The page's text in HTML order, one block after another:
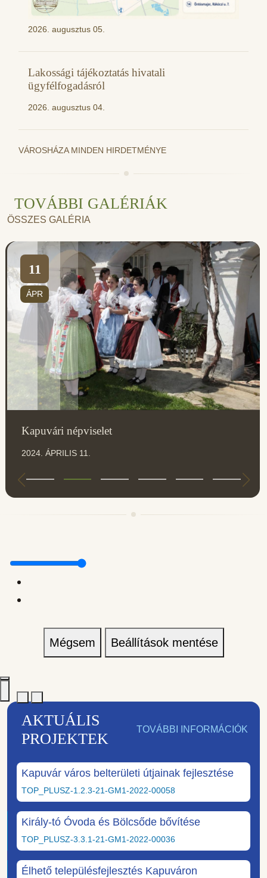
2026. augusztus 05.
Lakossági tájékoztatás hivatali
ügyfélfogadásról
2026. augusztus 04.
VÁROSHÁZA MINDEN HIRDETMÉNYE
TOVÁBBI GALÉRIÁK
ÖSSZES GALÉRIA
11
ÁPR
Kapuvári népviselet
2024. ÁPRILIS 11.
Mégsem Beállítások mentése
AKTUÁLIS
PROJEKTEK
TOVÁBBI INFORMÁCIÓK
Kapuvár város belterületi útjainak fejlesztése
TOP_PLUSZ-1.2.3-21-GM1-2022-00058
Király-tó Óvoda és Bölcsőde bővítése
TOP_PLUSZ-3.3.1-21-GM1-2022-00036
Élhető településfejlesztés Kapuváron